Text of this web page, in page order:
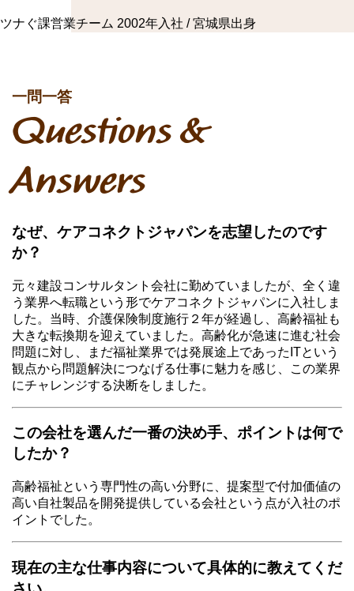
ツナぐ課営業チーム 2002年入社 / 宮城県出身
一問一答
Questions &
Answers
なぜ、ケアコネクトジャパンを志望したのです
か？
元々建設コンサルタント会社に勤めていましたが、全く違
う業界へ転職という形でケアコネクトジャパンに入社しま
した。当時、介護保険制度施行２年が経過し、高齢福祉も
大きな転換期を迎えていました。高齢化が急速に進む社会
問題に対し、まだ福祉業界では発展途上であったITという
観点から問題解決につなげる仕事に魅力を感じ、この業界
にチャレンジする決断をしました。
この会社を選んだ一番の決め手、ポイントは何で
したか？
高齢福祉という専門性の高い分野に、提案型で付加価値の
高い自社製品を開発提供している会社という点が入社のポ
イントでした。
現在の主な仕事内容について具体的に教えてくだ